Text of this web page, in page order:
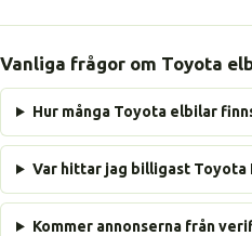
Vanliga frågor om Toyota
Hur många Toyota elbilar
Var hittar jag billigast Toyota
Kommer annonserna från